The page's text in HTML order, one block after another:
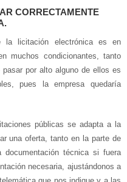
CORRECTAMENTE
la licitación electrónica es en
muchos condicionantes, tanto
por alto alguno de ellos es
pues la empresa quedaría
públicas se adapta a la
una oferta, tanto en la parte de
documentación técnica si fuera
necesaria, ajustándonos a